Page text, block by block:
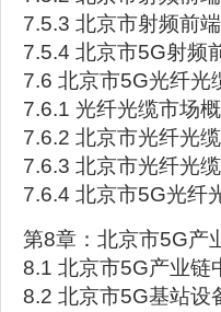
7.5.3 北京市射频前
7.5.4 北京市5G射频
7.6 北京市5G光纤光
7.6.1 光纤光缆市场
7.6.2 北京市光纤光
7.6.3 北京市光纤光
7.6.4 北京市5G光纤
第8章：北京市5G产
8.1 北京市5G产业链
8.2 北京市5G基站设